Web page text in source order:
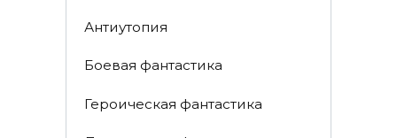
Антиутопия
Боевая фантастика
Героическая фантастика